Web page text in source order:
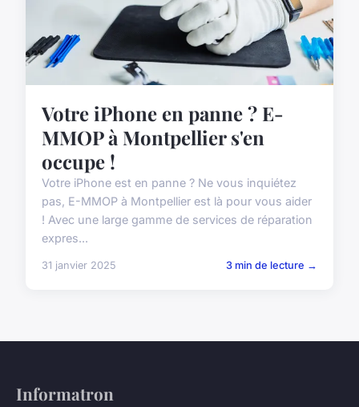
Votre iPhone en panne ? E-
MMOP à Montpellier s'en
occupe !
Votre iPhone est en panne ? Ne vous inquiétez
pas, E-MMOP à Montpellier est là pour vous aider
! Avec une large gamme de services de réparation
expres...
31 janvier 2025 3 min de lecture →
Informatron